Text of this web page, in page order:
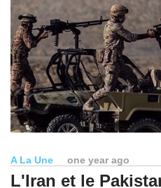
A La Une one year ago
L'Iran et le